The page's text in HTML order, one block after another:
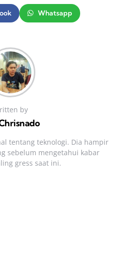
Whatsapp
by
tentang teknologi. Dia hampir
sebelum mengetahui kabar
gress saat ini.